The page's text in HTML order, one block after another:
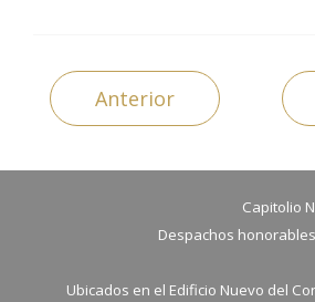
Anterior
Capitolio
Despachos
Ubicados en el Edificio Nuevo del